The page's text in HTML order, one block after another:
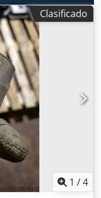
Clasificado
1 /4